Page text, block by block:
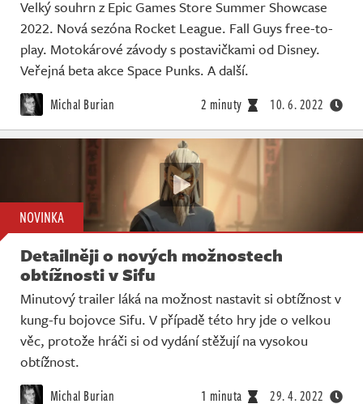
Velký souhrn z Epic Games Store Summer Showcase
2022. Nová sezóna Rocket League. Fall Guys free-to-
play. Motokárové závody s postavičkami od Disney.
Veřejná beta akce Space Punks. A další.
Michal Burian 2 minuty 10. 6. 2022
NOVINKA
Detailněji o nových možnostech
obtížnosti v Sifu
Minutový trailer láká na možnost nastavit si obtížnost v
kung-fu bojovce Sifu. V případě této hry jde o velkou
věc, protože hráči si od vydání stěžují na vysokou
obtížnost.
Michal Burian 1 minuta 29. 4. 2022